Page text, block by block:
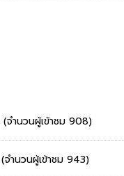
(จำนวนผู้เข้าชม 908)
(จำนวนผู้เข้าชม 943)